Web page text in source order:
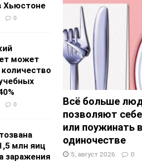
Хьюстоне
0
может
0
млн яиц
заражения
Всё больше
позволяют
или поужинать в
одиночестве
5, август 2026 0